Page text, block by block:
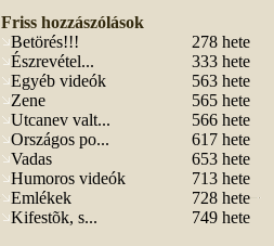
Friss hozzászólások
Betörés!!!
278 hete
Észrevétel...
333 hete
Egyéb videók
563 hete
Zene
565 hete
Utcanev valt...
566 hete
Országos po...
617 hete
Vadas
653 hete
Humoros videók
713 hete
Emlékek
728 hete
Kifestõk, s...
749 hete